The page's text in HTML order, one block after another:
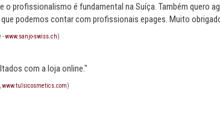
profissionalismo é fundamental na Suíça. Também quero
podemos contar com profissionais epages. Muito
-www.sanjo-swiss.ch)
com a loja online."
www.tulsicosmetics.com)